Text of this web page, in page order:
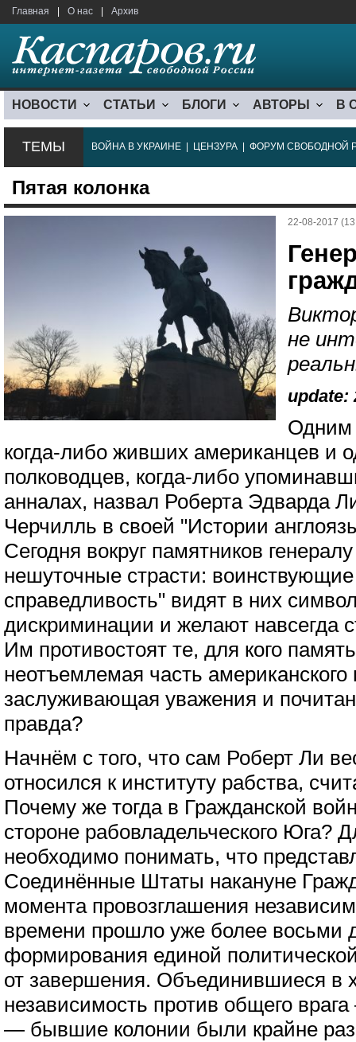
Главная О нас Архив
НОВОСТИ СТАТЬИ БЛОГИ АВТОРЫ В
ТЕМЫ ВОЙНА В УКРАИНЕ ЦЕНЗУРА ФОРУМ СВОБОДНОЙ
Пятая колонка
22-08-2017
не
update:
Одним
когда-либо живших американцев и
полководцев, когда-либо
анналах, назвал Роберта Эдварда
Черчилль в своей "Истории
Сегодня вокруг памятников
нешуточные страсти:
справедливость" видят в них
дискриминации и желают навсегда
Им противостоят те, для кого
неотъемлемая часть американского
заслуживающая уважения и
правда?
Начнём с того, что сам Роберт Ли
относился к институту рабства,
Почему же тогда в Гражданской
стороне рабовладельческого Юга?
необходимо понимать, что
Соединённые Штаты накануне
момента провозглашения
времени прошло уже более восьми
формирования единой
от завершения. Объединившиеся в
независимость против общего
— бывшие колонии были крайне